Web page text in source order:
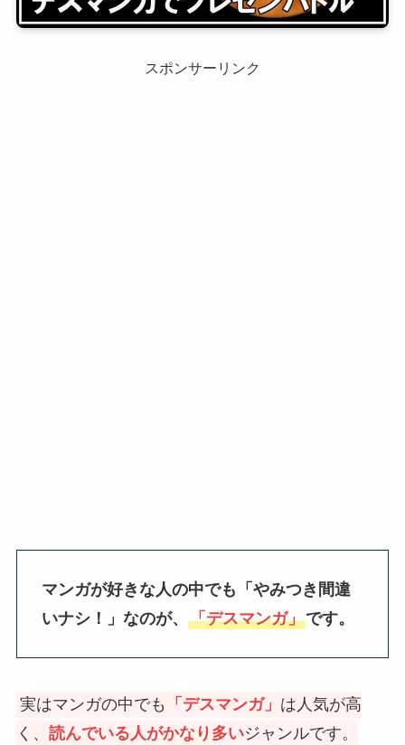
スポンサーリンク
マンガが好きな人の中でも「やみつき間違
いナシ！」なのが、 「デスマンガ」です。
実はマンガの中でも 「デスマンガ」 は人気が高
く、 読んでいる人がかなり多いジャンルです。